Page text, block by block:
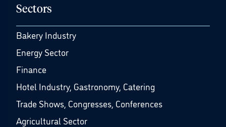
Sectors
Bakery Industry
Energy Sector
Finance
Hotel Industry, Gastronomy, Catering
Trade Shows, Congresses, Conferences
Agricultural Sector